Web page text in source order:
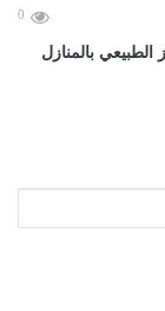
0
بالمنازل